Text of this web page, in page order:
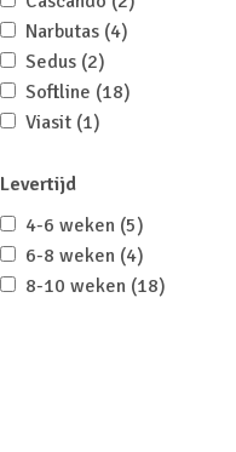
Narbutas (4)
Sedus (2)
Softline (18)
Viasit (1)
Levertijd
4-6 weken (5)
6-8 weken (4)
8-10 weken (18)